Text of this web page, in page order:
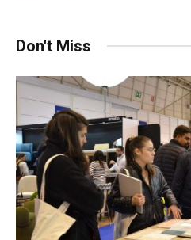
Don't Miss